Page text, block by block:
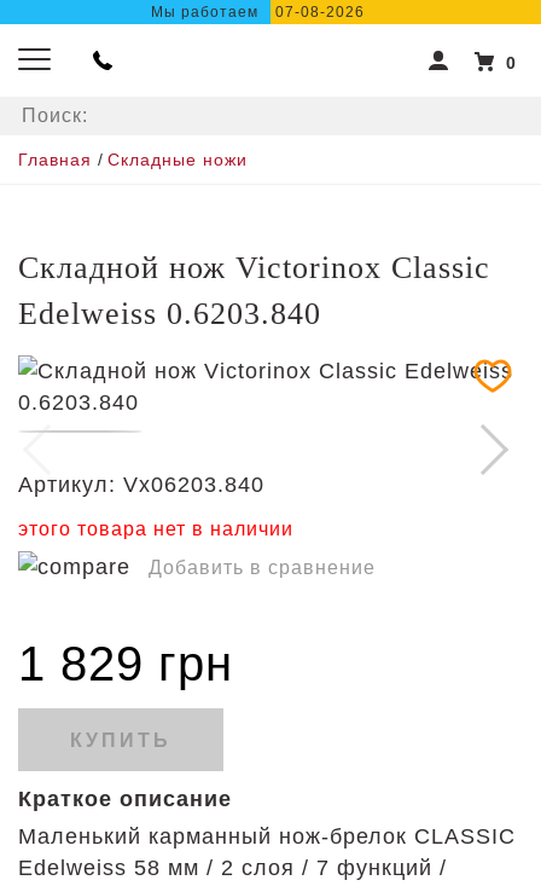
Мы работаем 07-08-2026
0
Главная / Складные ножи
Складной нож Victorinox Classic
Edelweiss 0.6203.840
Артикул: Vx06203.840
этого товара нет в наличии
Добавить в сравнение
1 829 грн
КУПИТЬ
Краткое описание
Маленький карманный нож-брелок CLASSIC
Edelweiss 58 мм / 2 слоя / 7 функций /